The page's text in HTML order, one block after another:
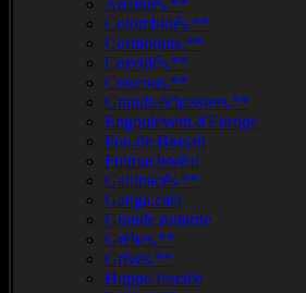
Anatidés.**
Colombidés.**
Cormorans.**
Corvidés.**
Coucous.**
Grands.échassiers.**
Engoulevent.d'Europe
Fou.de.Bassan
Fulmar.boréal
Gallinacés.**
Ganga.cata
Grande.outarde
Grèbes.**
Grives.**
Huppe.fasciée